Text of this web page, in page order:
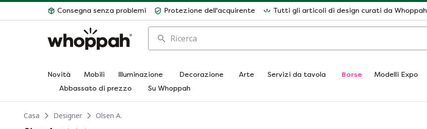
Consegna senza problemi Protezione dell'acquirente Tutti gli articoli di design curati da Whoppah
Ricerca
Novità Mobili Illuminazione Decorazione Arte Servizi da tavola Borse Modelli Expo
Abbassato di prezzo
Su Whoppah
Casa Designer
Olsen A.